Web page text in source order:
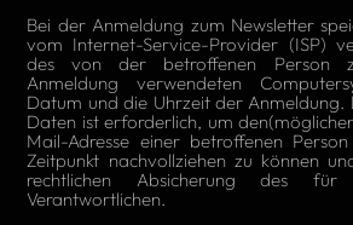
Bei der Anmeldung zum Newsletter
vom Internet-Service-Provider (ISP)
des von der betroffenen Person
Anmeldung verwendeten
Datum und die Uhrzeit der Anmeldung.
Daten ist erforderlich, um
Mail-Adresse einer betroffenen
Zeitpunkt nachvollziehen zu können
rechtlichen Absicherung des für
Verantwortlichen.